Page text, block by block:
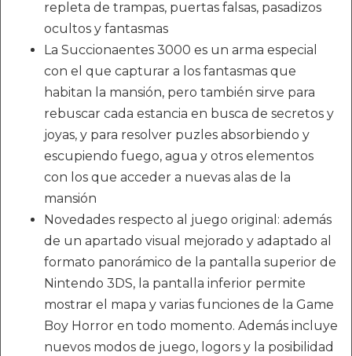
repleta de trampas, puertas falsas, pasadizos
ocultos y fantasmas
La Succionaentes 3000 es un arma especial
con el que capturar a los fantasmas que
habitan la mansión, pero también sirve para
rebuscar cada estancia en busca de secretos y
joyas, y para resolver puzles absorbiendo y
escupiendo fuego, agua y otros elementos
con los que acceder a nuevas alas de la
mansión
Novedades respecto al juego original: además
de un apartado visual mejorado y adaptado al
formato panorámico de la pantalla superior de
Nintendo 3DS, la pantalla inferior permite
mostrar el mapa y varias funciones de la Game
Boy Horror en todo momento. Además incluye
nuevos modos de juego, logors y la posibilidad